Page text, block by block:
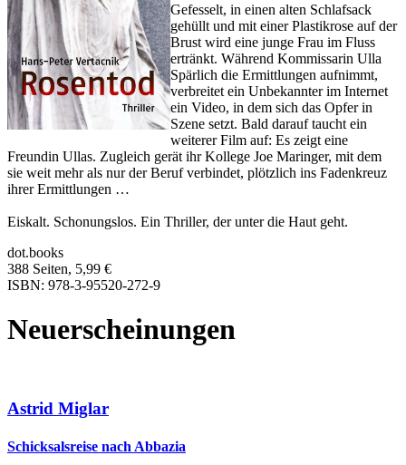
Gefesselt, in einen alten Schlafsack
gehüllt und mit einer Plastikrose auf der
Brust wird eine junge Frau im Fluss
ertränkt. Während Kommissarin Ulla
Spärlich die Ermittlungen aufnimmt,
verbreitet ein Unbekannter im Internet
ein Video, in dem sich das Opfer in
Szene setzt. Bald darauf taucht ein
weiterer Film auf: Es zeigt eine
Freundin Ullas. Zugleich gerät ihr Kollege Joe Maringer, mit dem
sie weit mehr als nur der Beruf verbindet, plötzlich ins Fadenkreuz
ihrer Ermittlungen …
Eiskalt. Schonungslos. Ein Thriller, der unter die Haut geht.
dot.books
388 Seiten, 5,99 €
ISBN: 978-3-95520-272-9
Neuerscheinungen
Astrid Miglar
Schicksalsreise nach Abbazia